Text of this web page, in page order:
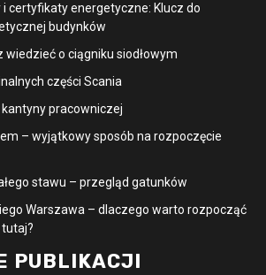
certyfikaty energetyczne: Klucz do
budynków
wiedzieć o ciągniku siodłowym
części Scania
pracowniczej
– wyjątkowy sposób na rozpoczęcie
stawu – przegląd gatunków
Warszawa – dlaczego warto rozpocząć
tutaj?
PUBLIKACJI